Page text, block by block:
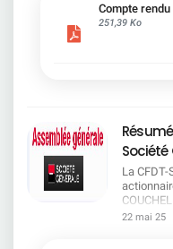
cadre du dialogue
Compte
251,39 Ko
Société
La
22 mai 25